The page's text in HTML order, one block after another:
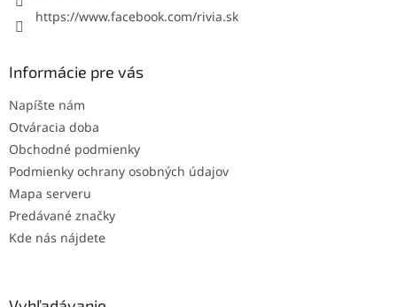
https://www.facebook.com/rivia.sk
Informácie pre vás
Napíšte nám
Otváracia doba
Obchodné podmienky
Podmienky ochrany osobných údajov
Mapa serveru
Predávané značky
Kde nás nájdete